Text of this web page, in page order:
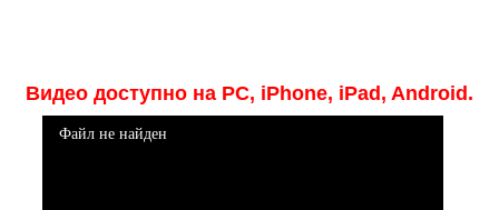
Видео доступно на PC, iPhone, iPad, Android.
Файл не найден